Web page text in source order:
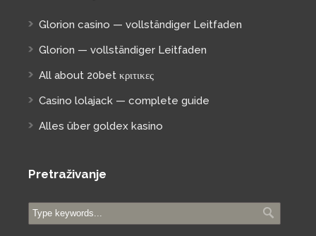
Glorion casino — vollständiger Leitfaden
Glorion — vollständiger Leitfaden
All about 20bet κριτικες
Casino lolajack — complete guide
Alles über goldex kasino
Pretraživanje